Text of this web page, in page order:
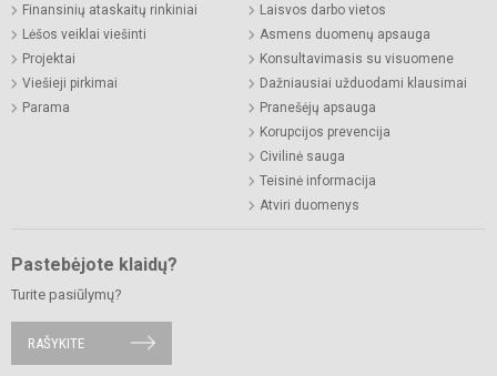
Finansinių ataskaitų rinkiniai
Lėšos veiklai viešinti
Projektai
Viešieji pirkimai
Parama
Laisvos darbo vietos
Asmens duomenų apsauga
Konsultavimasis su visuomene
Dažniausiai užduodami klausimai
Pranešėjų apsauga
Korupcijos prevencija
Civilinė sauga
Teisinė informacija
Atviri duomenys
Pastebėjote klaidų?
Turite pasiūlymų?
RAŠYKITE